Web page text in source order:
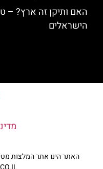
האם ותיקן זה ארץ? –
הישראלים
האתר הינו אתר המלצות